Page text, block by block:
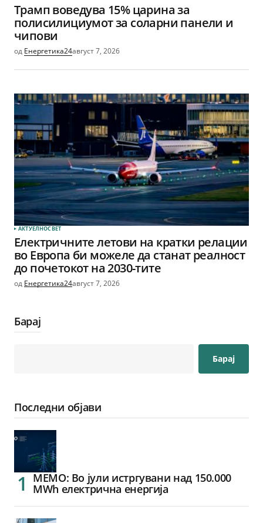
Трамп воведува 15% царина за
полисилициумот за соларни панели и
чипови
од Енергетика24август 7, 2026
АКТУЕЛНОСВЕТ
Електричните летови на кратки релации
во Европа би можеле да станат реалност
до почетокот на 2030-тите
од Енергетика24август 7, 2026
Барај
Барај
Последни објави
МЕМО: Во јули истргувани над 150.000
MWh електрична енергија